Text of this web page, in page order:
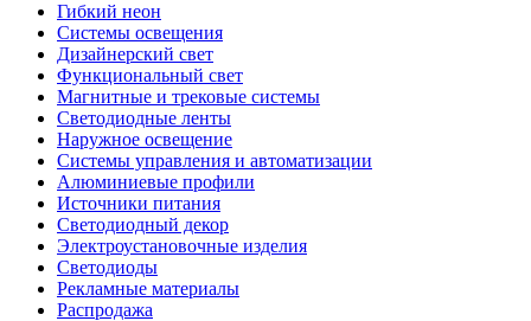
Гибкий неон
Системы освещения
Дизайнерский свет
Функциональный свет
Магнитные и трековые системы
Светодиодные ленты
Наружное освещение
Системы управления и автоматизации
Алюминиевые профили
Источники питания
Светодиодный декор
Электроустановочные изделия
Светодиоды
Рекламные материалы
Распродажа